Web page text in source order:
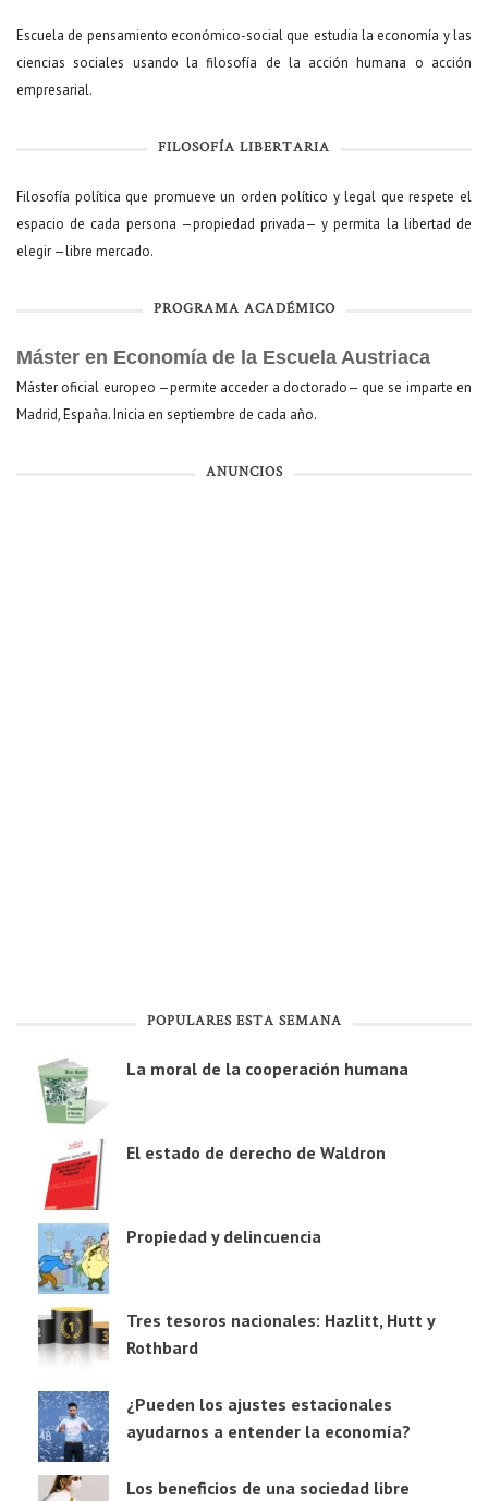
Escuela de pensamiento económico-social que estudia la economía y las
ciencias sociales usando la filosofía de la acción humana o acción
empresarial.
FILOSOFÍA LIBERTARIA
Filosofía política que promueve un orden político y legal que respete el
espacio de cada persona —propiedad privada— y permita la libertad de
elegir —libre mercado.
PROGRAMA ACADÉMICO
Máster en Economía de la Escuela Austriaca
Máster oficial europeo —permite acceder a doctorado— que se imparte en
Madrid, España. Inicia en septiembre de cada año.
ANUNCIOS
POPULARES ESTA SEMANA
La moral de la cooperación humana
El estado de derecho de Waldron
Propiedad y delincuencia
Tres tesoros nacionales: Hazlitt, Hutt y
Rothbard
¿Pueden los ajustes estacionales
ayudarnos a entender la economía?
Los beneficios de una sociedad libre